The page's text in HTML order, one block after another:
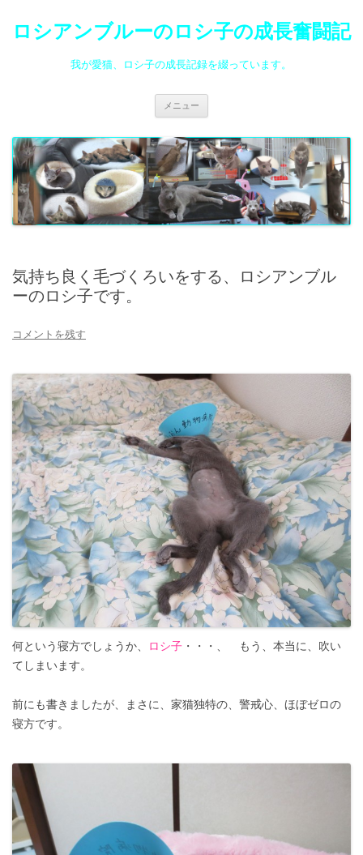
ロシアンブルーのロシ子の成長奮闘記
我が愛猫、ロシ子の成長記録を綴っています。
メニュー
ツ
へ
ス
キ
ッ
プ
気持ち良く毛づくろいをする、ロシアンブル
ーのロシ子です。
コメントを残す
何という寝方でしょうか、 ロシ子 ・・・、 もう、本当に、吹い
てしまいます。
前にも書きましたが、まさに、家猫独特の、警戒心、ほぼゼロの
寝方です。